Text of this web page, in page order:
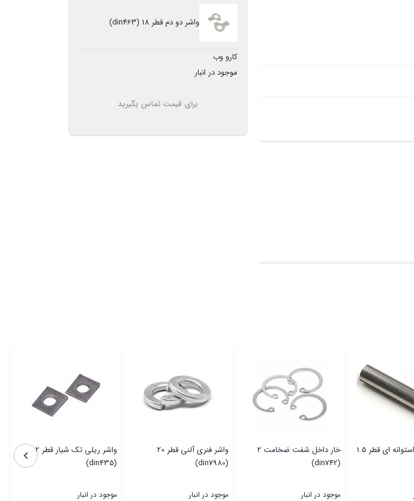
واشر دو دم قطر 18 (din463)
کارو وب
موجود در انبار
برای قیمت تماس بگیرید
پین شیاردار استوانه ای قطر 1.5
خار داخل شفت ضخامت 2
(din742)
موجود در انبار
واشر فنری آلنی قطر 20
(din7980)
موجود در انبار
واشر ریلی تک شیار قطر 12
(din435)
موجود در انبار